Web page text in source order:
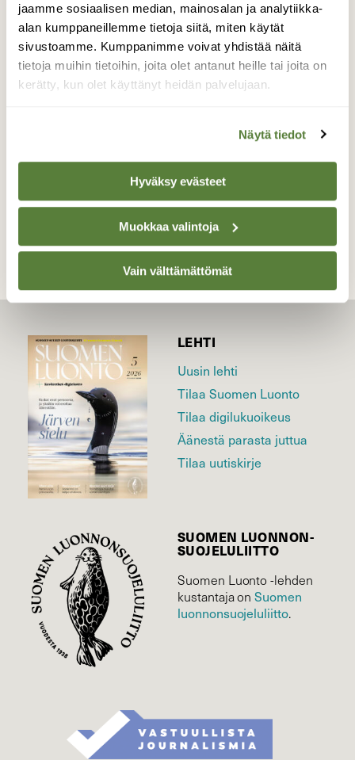
jaamme sosiaalisen median, mainosalan ja analytiikka-
alan kumppaneillemme tietoja siitä, miten käytät
sivustoamme. Kumppanimme voivat yhdistää näitä
tietoja muihin tietoihin, joita olet antanut heille tai joita on
kerätty, kun olet käyttänyt heidän palvelujaan.
Näytä tiedot
Hyväksy evästeet
Muokkaa valintoja
Vain välttämättömät
Valkovuokot
Valkovuokotkin alkavat pikkuhiljaa heräillä.
TAKAISIN LISTAAN
LEHTI
Uusin lehti
Tilaa Suomen Luonto
Tilaa digilukuoikeus
Äänestä parasta juttua
Tilaa uutiskirje
SUOMEN LUONNON­
SUOJELU­LIITTO
Suomen Luonto -lehden
kustantaja onSuomen
luonnonsuojelu­liitto.